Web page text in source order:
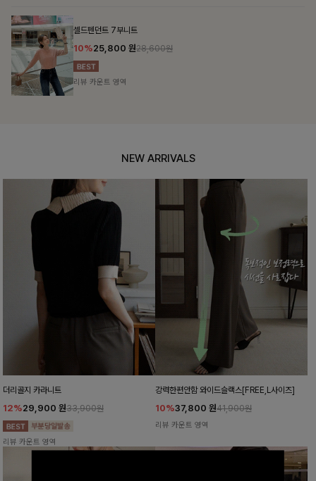
셀드펜던트 7부니트
10%25,800 원28,600원
리뷰 카운트 영역
NEW ARRIVALS
더리골지 카라니트
12%29,900 원33,900원
리뷰 카운트 영역
강력한편안함 와이드슬랙스[FREE,L사이즈]
10%37,800 원41,900원
리뷰 카운트 영역